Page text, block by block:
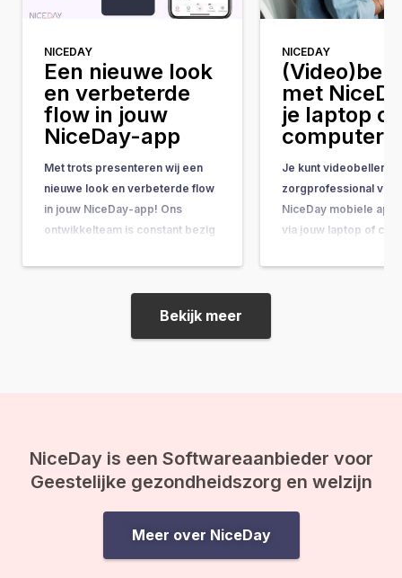
NICEDAY
Een nieuwe look
en verbeterde
flow in jouw
NiceDay-app
Met trots presenteren wij een
nieuwe look en verbeterde flow
in jouw NiceDay-app! Ons
ontwikkelteam is constant bezig
en waardevolle features en het
optimaliseren de app om jouw
gebruikerservaring te
NICEDAY
met
je laptop of
computer!
Je kunt videobellen
zorgprofessional
NiceDay mobiele
via jouw laptop of
NiceDay. Houd er wel
Bekijk meer
NiceDay is een Softwareaanbieder voor
Geestelijke gezondheidszorg en welzijn
Meer over NiceDay